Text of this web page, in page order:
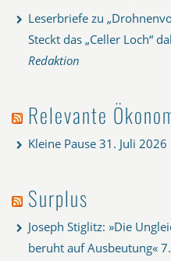
Leserbriefe zu
Steckt das „Celler Loch“
Redaktion
Relevante
Kleine Pause 31. Juli 2026
Surplus
Joseph Stiglitz: »Die
beruht auf Ausbeutung«